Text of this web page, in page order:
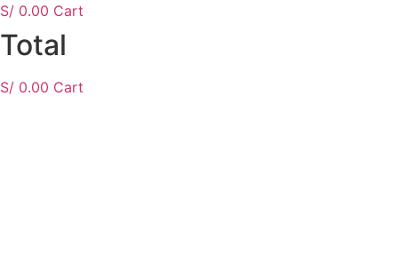
S/ 0.00 Cart
Total
S/ 0.00 Cart